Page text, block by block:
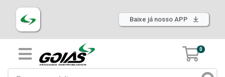
Baixe já nosso APP
0